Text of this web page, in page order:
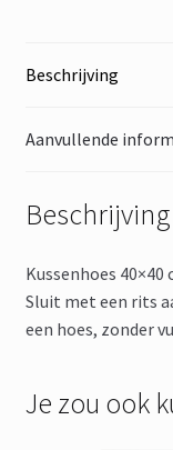
Beschrijving
Aanvullende
Beschrijving
Kussenhoes 40×40
Sluit met een rits
een hoes, zonder
Je zou ook